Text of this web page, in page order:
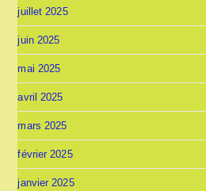
juillet 2025
juin 2025
mai 2025
avril 2025
mars 2025
février 2025
janvier 2025